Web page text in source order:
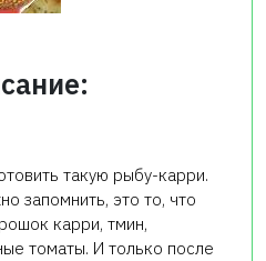
такую рыбу-карри.
запомнить, это то, что
карри, тмин,
томаты. И только после